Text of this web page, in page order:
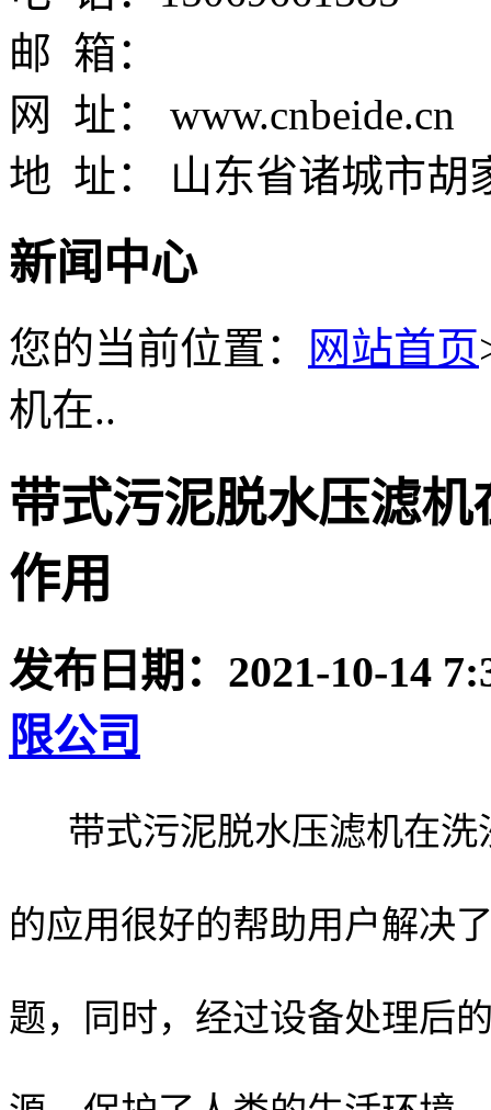
邮 箱：
网 址： www.cnbeide.cn
地 址： 山东省诸城市胡
新闻中心
您的当前位置： 网站首页
机在..
带式污泥脱水压滤
作用
发布日期： 2021-10-14
限公司
带式污泥脱水压滤机在洗
的应用很好的帮助用户解决
题，同时，经过设备处理后